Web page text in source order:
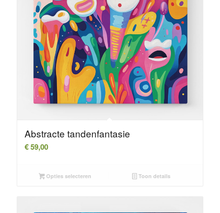
Abstracte tandenfantasie
€59,00
Opties selecteren Toon details